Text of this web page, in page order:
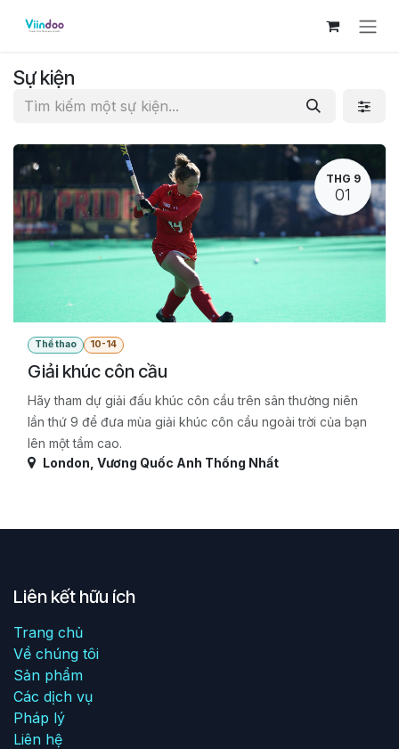
Sự kiện
THG 9
01
Thể thao 10-14
Giải khúc côn cầu
Hãy tham dự giải đấu khúc côn cầu trên sân thường niên
lần thứ 9 để đưa mùa giải khúc côn cầu ngoài trời của bạn
lên một tầm cao.
London Vương Quốc Anh Thống Nhất
Liên kết hữu ích
Trang chủ
Về chúng tôi
Sản phẩm
Các dịch vụ
Pháp lý
Liên hệ